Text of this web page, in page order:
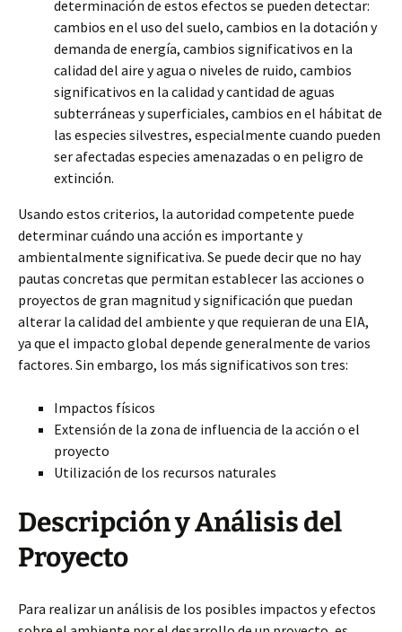
determinación de estos efectos se pueden detectar:
cambios en el uso del suelo, cambios en la dotación y
demanda de energía, cambios significativos en la
calidad del aire y agua o niveles de ruido, cambios
significativos en la calidad y cantidad de aguas
subterráneas y superficiales, cambios en el hábitat de
las especies silvestres, especialmente cuando pueden
ser afectadas especies amenazadas o en peligro de
extinción.
Usando estos criterios, la autoridad competente puede
determinar cuándo una acción es importante y
ambientalmente significativa. Se puede decir que no hay
pautas concretas que permitan establecer las acciones o
proyectos de gran magnitud y significación que puedan
alterar la calidad del ambiente y que requieran de una EIA,
ya que el impacto global depende generalmente de varios
factores. Sin embargo, los más significativos son tres:
Impactos físicos
Extensión de la zona de influencia de la acción o el
proyecto
Utilización de los recursos naturales
Descripción y Análisis del
Proyecto
Para realizar un análisis de los posibles impactos y efectos